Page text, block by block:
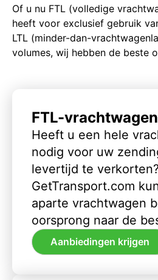
Of u nu FTL (volledige
heeft voor exclusief gebruik
LTL (minder-dan-
volumes, wij hebben de beste
FTL-
Heeft u een hele
nodig voor uw
levertijd te
GetTransport.com
aparte vrachtwagen
oorsprong naar de
Aanbiedingen krijgen